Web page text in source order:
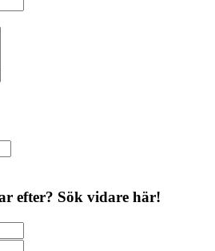
efter? Sök vidare här!